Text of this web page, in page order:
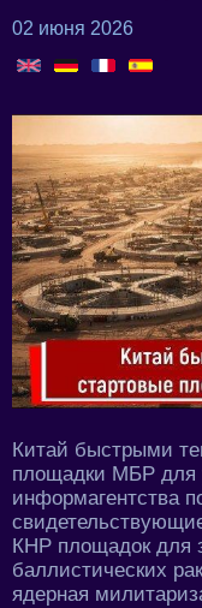
02 июня 2026
Китай быстрыми
площадки МБР для
информагентства
КНР площадок для
баллистических
ядерная